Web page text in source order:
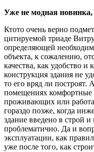
Уже не модная новинка,
Кто­то очень верно
цитируемой триаде
определяющей
объекта, к сожалению,
качества, как удобство и
конструкция здания не
то его вряд ли построят.
помещениях комфортные
проживающих или
гораздо позже, когда
здание введено в строй
проблематично. Да и
эксплуатации, как
уже после того, как